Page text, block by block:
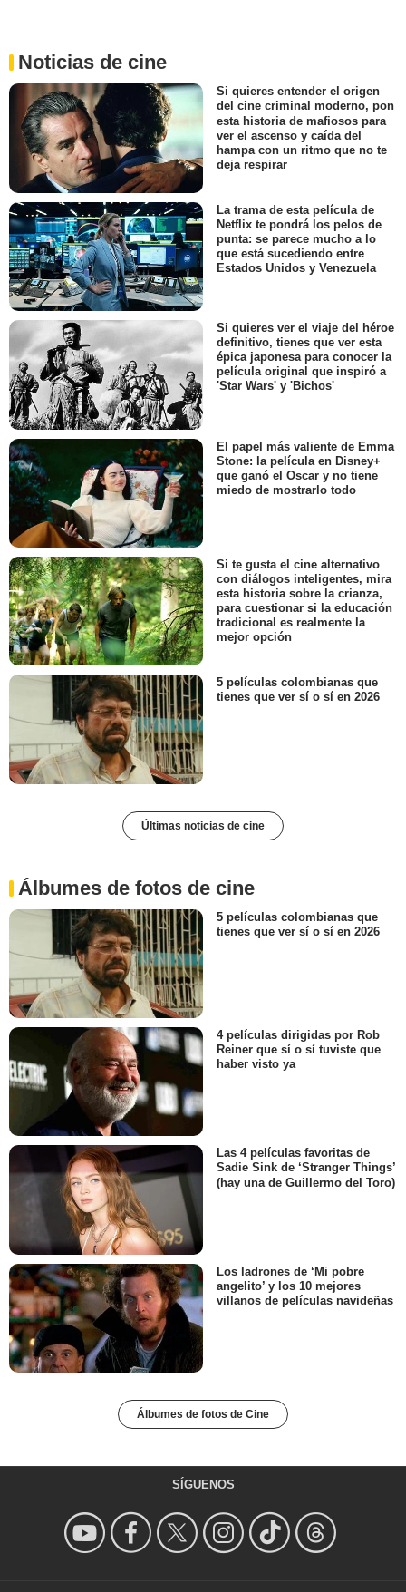
Noticias de cine
Si quieres entender el origen
del cine criminal moderno, pon
esta historia de mafiosos para
ver el ascenso y caída del
hampa con un ritmo que no te
deja respirar
La trama de esta película de
Netflix te pondrá los pelos de
punta: se parece mucho a lo
que está sucediendo entre
Estados Unidos y Venezuela
Si quieres ver el viaje del héroe
definitivo, tienes que ver esta
épica japonesa para conocer la
película original que inspiró a
'Star Wars' y 'Bichos'
El papel más valiente de Emma
Stone: la película en Disney+
que ganó el Oscar y no tiene
miedo de mostrarlo todo
Si te gusta el cine alternativo
con diálogos inteligentes, mira
esta historia sobre la crianza,
para cuestionar si la educación
tradicional es realmente la
mejor opción
5 películas colombianas que
tienes que ver sí o sí en 2026
Últimas noticias de cine
Álbumes de fotos de cine
5 películas colombianas que
tienes que ver sí o sí en 2026
4 películas dirigidas por Rob
Reiner que sí o sí tuviste que
haber visto ya
Las 4 películas favoritas de
Sadie Sink de ‘Stranger Things’
(hay una de Guillermo del Toro)
Los ladrones de ‘Mi pobre
angelito’ y los 10 mejores
villanos de películas navideñas
Álbumes de fotos de Cine
SÍGUENOS